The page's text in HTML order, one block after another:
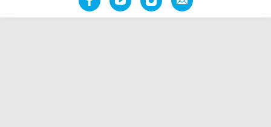
FacebookYouTubeInstagramNapište
nám